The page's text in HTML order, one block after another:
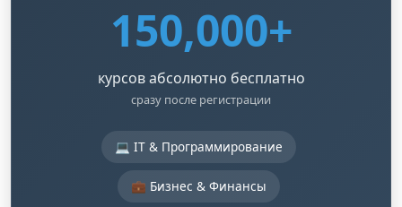
150,000+
курсов абсолютно бесплатно
сразу после регистрации
💻 IT & Программирование
💼 Бизнес & Финансы